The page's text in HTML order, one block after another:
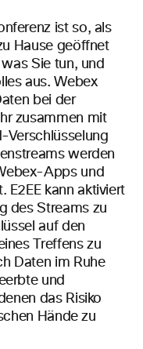
ist so, als
Hause geöffnet
Sie tun, und
aus. Webex
bei der
zusammen mit
Verschlüsselung
werden
Apps und
E2EE kann aktiviert
des Streams zu
auf den
Treffens zu
Daten im Ruhe
und
das Risiko
Hände zu